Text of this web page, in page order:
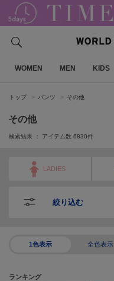
WOMEN MEN KIDS
トップ パンツ その他
その他
検索結果 ： アイテム数 6830件
LADIES
絞り込む
1色表示 全色表示
ランキング